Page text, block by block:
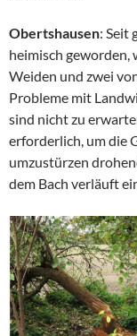
Obertshausen: Seit
heimisch geworden,
Weiden und zwei
Probleme mit
sind nicht zu
erforderlich, um die
umzustürzen
dem Bach verläuft